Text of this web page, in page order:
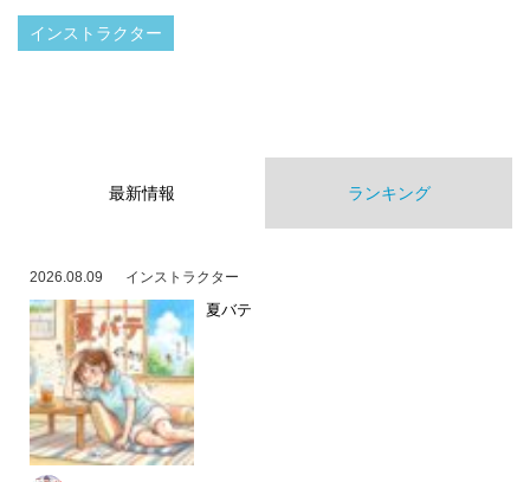
インストラクター
最新情報 ランキング
2026.08.09 インストラクター
夏バテ